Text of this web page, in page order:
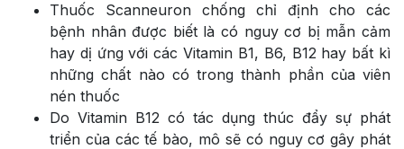
Thuốc Scanneuron chống chỉ định cho các
bệnh nhân được biết là có nguy cơ bị mẫn cảm
hay dị ứng với các Vitamin B1, B6, B12 hay bất kì
những chất nào có trong thành phần của viên
nén thuốc
Do Vitamin B12 có tác dụng thúc đẩy sự phát
triển của các tế bào, mô sẽ có nguy cơ gây phát